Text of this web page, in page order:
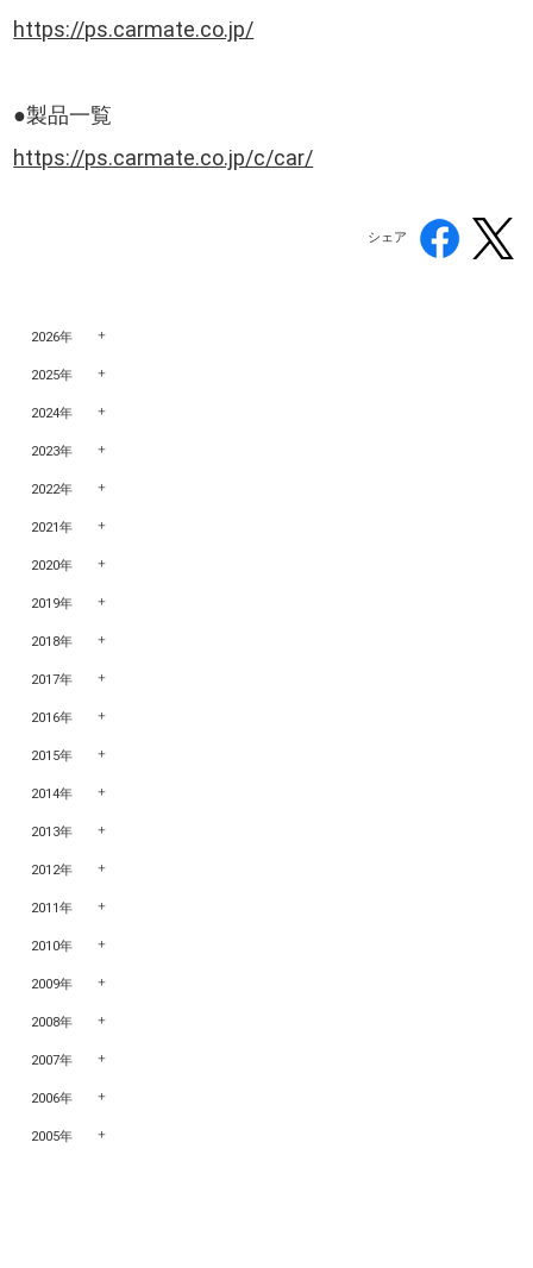
https://ps.carmate.co.jp/
●製品一覧
https://ps.carmate.co.jp/c/car/
シェア
2026年
2025年
2024年
2023年
2022年
2021年
2020年
2019年
2018年
2017年
2016年
2015年
2014年
2013年
2012年
2011年
2010年
2009年
2008年
2007年
2006年
2005年